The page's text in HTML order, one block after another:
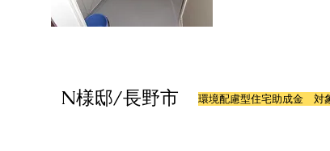
​N様邸/長野市 環境配慮型住宅助成金 対